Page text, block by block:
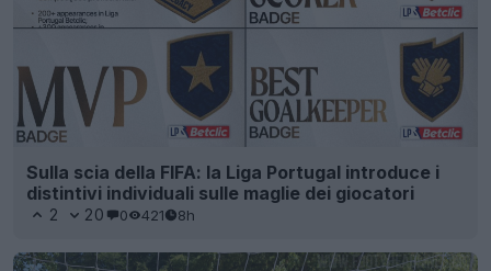
Sulla scia della FIFA: la Liga Portugal introduce i
distintivi individuali sulle maglie dei giocatori
2 20 0 421 8h